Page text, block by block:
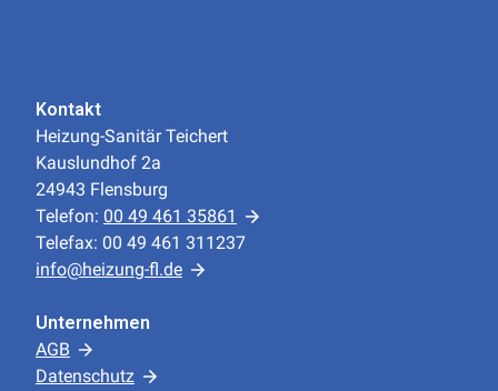
Kontakt
Heizung-Sanitär Teichert
Kauslundhof 2a
24943 Flensburg
Telefon: 00 49 461 35861
Telefax: 00 49 461 311237
info@heizung-fl.de
Unternehmen
AGB
Datenschutz